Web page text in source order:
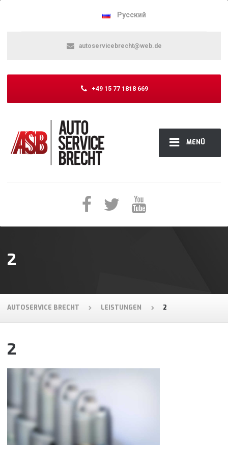
MENÜ
Русский
autoservicebrecht@web.de
+49 15 77 1818 669
2
AUTOSERVICE BRECHT LEISTUNGEN 2
2